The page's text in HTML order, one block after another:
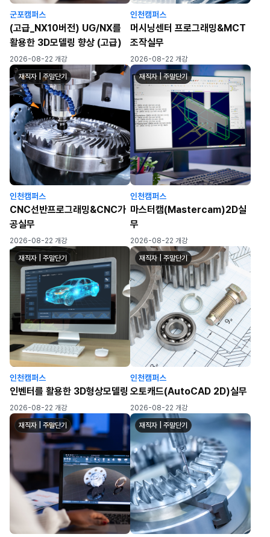
군포캠퍼스
(고급_NX10버전) UG/NX를
활용한 3D모델링 향상 (고급)
2026-08-22 개강
인천캠퍼스
머시닝센터 프로그래밍&MCT
조작실무
2026-08-22 개강
재직자 | 주말단기
인천캠퍼스
CNC선반프로그래밍&CNC가
공실무
2026-08-22 개강
재직자 | 주말단기
인천캠퍼스
마스터캠(Mastercam)2D실
무
2026-08-22 개강
재직자 | 주말단기
인천캠퍼스
인벤터를 활용한 3D형상모델링
2026-08-22 개강
재직자 | 주말단기
인천캠퍼스
오토캐드(AutoCAD 2D)실무
2026-08-22 개강
재직자 | 주말단기 재직자 | 주말단기